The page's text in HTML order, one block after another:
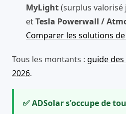
MyLight(surplus
etTesla Powerwall /
Comparer les solutions
Tous les montants : guide
2026.
✅ ADSolar s'occupe de